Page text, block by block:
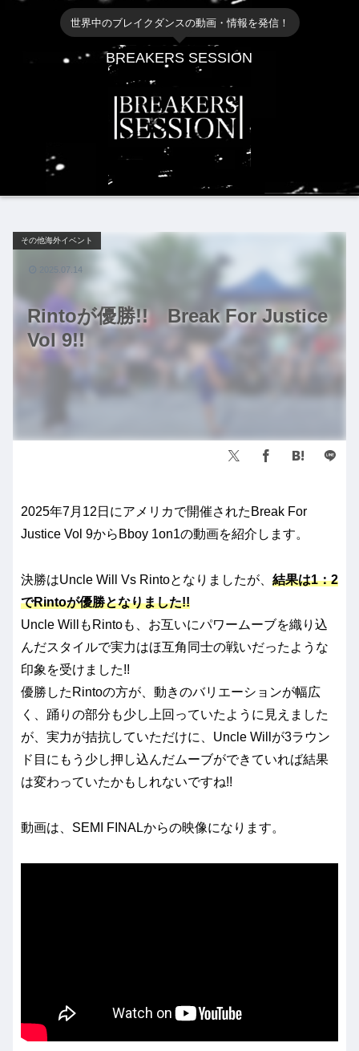
世界中のブレイクダンスの動画・情報を発信！
BREAKERS SESSION
Rintoが優勝!! Break For Justice
Vol 9!!
その他海外イベント
2025.07.14
2025年7月12日にアメリカで開催されたBreak For
Justice Vol 9からBboy 1on1の動画を紹介します。
決勝はUncle Will Vs Rintoとなりましたが、 結果は1：2
でRintoが優勝となりました!!
Uncle WillもRintoも、お互いにパワームーブを織り込
んだスタイルで実力はほ互角同士の戦いだったような
印象を受けました!!
優勝したRintoの方が、動きのバリエーションが幅広
く、踊りの部分も少し上回っていたように見えました
が、実力が拮抗していただけに、Uncle Willが3ラウン
ド目にもう少し押し込んだムーブができていれば結果
は変わっていたかもしれないですね!!
動画は、SEMI FINALからの映像になります。